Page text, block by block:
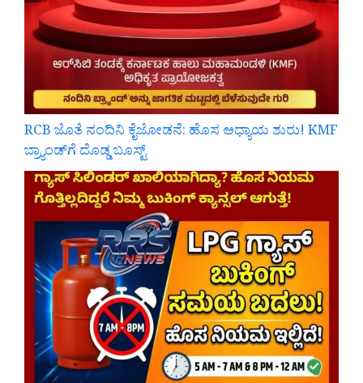
RCB ಜೊತೆ ನಂದಿನಿ ಕೈಜೋಡನೆ: ಹೊಸ ಅಧ್ಯಾಯ ಶುರು! KMF
ಬ್ರ್ಯಾಂಡ್‌ಗೆ ದೊಡ್ಡ ಬೂಸ್ಟ್